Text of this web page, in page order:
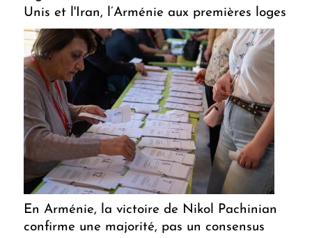
Unis et l'Iran, l’Arménie aux premières loges
En Arménie, la victoire de Nikol Pachinian
confirme une majorité, pas un consensus